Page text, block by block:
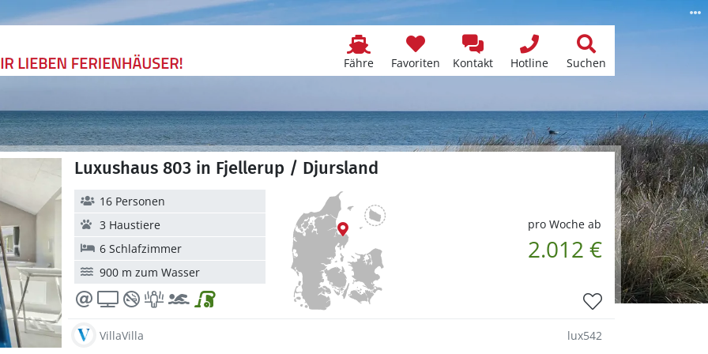
Fähre Favoriten Kontakt Hotline Suchen
Luxushaus 803 in Fjellerup / Djursland
pro Woche ab
2.012 €
16 Personen
3 Haustiere
6 Schlafzimmer
900 m zum Wasser
VillaVilla lux542